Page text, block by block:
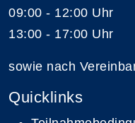
09:00 - 12:00 Uhr
13:00 - 17:00 Uhr
sowie nach
Quicklinks